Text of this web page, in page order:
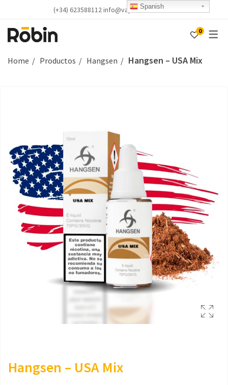
(+34) 623588112 info@vapealicante.com
0
Home Productos Hangsen Hangsen – USA Mix
Hangsen – USA Mix
Spanish